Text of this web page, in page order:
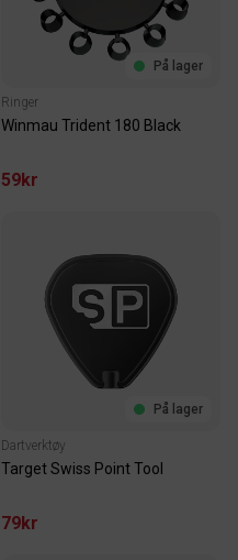
På lager
Ringer
Winmau Trident 180 Black
59kr
På lager
Dartverktøy
Target Swiss Point Tool
79kr